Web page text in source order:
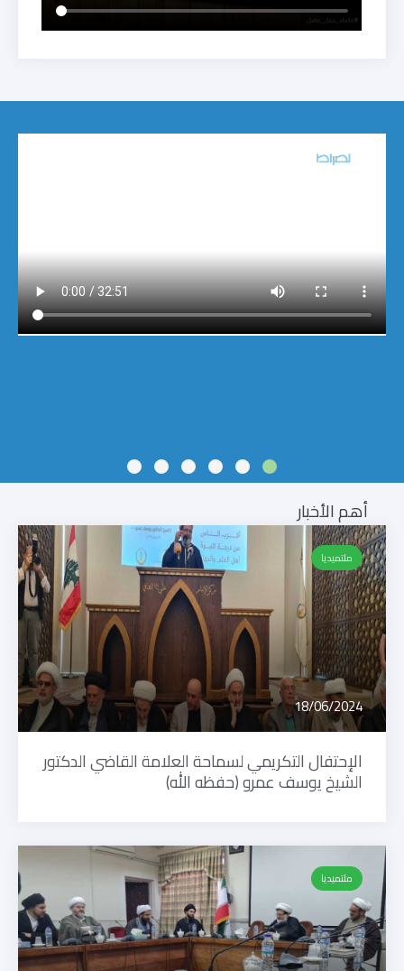
14:22 حلقة خاصة في الذكرى السنوية الأولى
19:13
أهم الأخبار
ملتميديا
18/06/2024
الإحتفال التكريمي لسماحة العلامة القاضي الدكتور
الشيخ يوسف عمرو (حفظه الله)
ملتميديا